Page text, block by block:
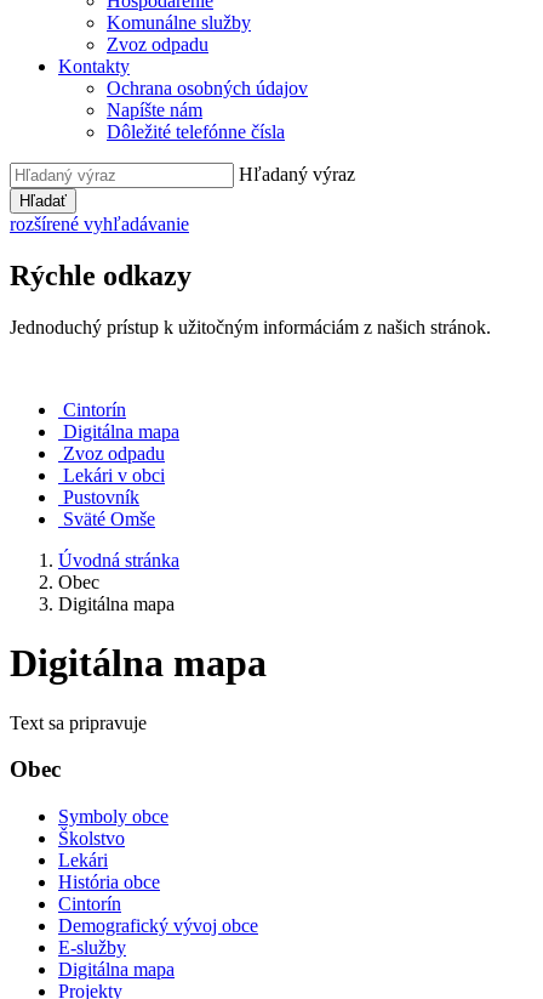
Komunálne služby
Zvoz odpadu
Kontakty
Ochrana osobných údajov
Napíšte nám
Dôležité telefónne čísla
Hľadaný výraz
Hľadať
rozšírené vyhľadávanie
Rýchle odkazy
Jednoduchý prístup k užitočným informáciám z našich stránok.
Cintorín
Digitálna mapa
Zvoz odpadu
Lekári v obci
Pustovník
Sväté Omše
Úvodná stránka
Obec
Digitálna mapa
Digitálna mapa
Text sa pripravuje
Obec
Symboly obce
Školstvo
Lekári
História obce
Cintorín
Demografický vývoj obce
E-služby
Digitálna mapa
Projekty